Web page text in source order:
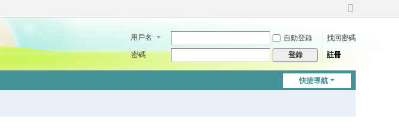
切
到
用戶名 自動登錄
找回密碼
密碼
登錄 註冊
快捷導航